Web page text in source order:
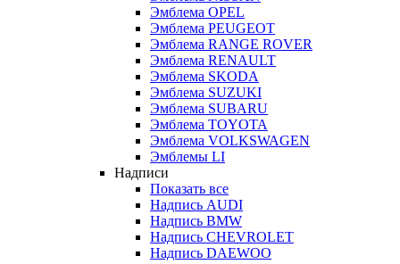
Эмблема OPEL
Эмблема PEUGEOT
Эмблема RANGE ROVER
Эмблема RENAULT
Эмблема SKODA
Эмблема SUZUKI
Эмблема SUBARU
Эмблема TOYOTA
Эмблема VOLKSWAGEN
Эмблемы LI
Надписи
Показать все
Надпись AUDI
Надпись BMW
Надпись CHEVROLET
Надпись DAEWOO